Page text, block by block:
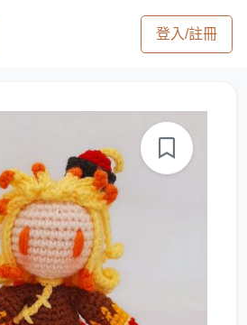
登入/註冊